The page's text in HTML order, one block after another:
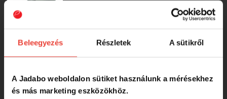
Beleegyezés Részletek A sütikről
A Jadabo weboldalon sütiket használunk a mérésekhez
és más marketing eszközökhöz.
-15%
11 357 Ft